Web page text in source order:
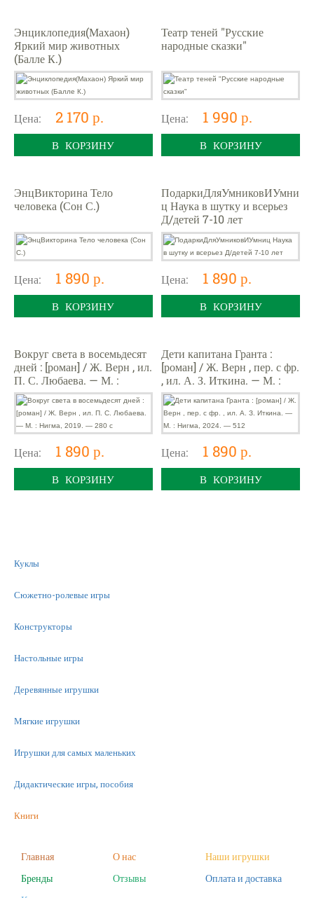
Энциклопедия(Махаон)
Яркий мир животных
(Балле К.)
Цена: 2 170 р.
В КОРЗИНУ
Театр теней "Русские
народные сказки"
Цена: 1 990 р.
В КОРЗИНУ
ЭнцВикторина Тело
человека (Сон С.)
Цена: 1 890 р.
В КОРЗИНУ
ПодаркиДляУмниковИУмни
ц Наука в шутку и всерьез
Д/детей 7-10 лет
Цена: 1 890 р.
В КОРЗИНУ
Вокруг света в восемьдесят
дней : [роман] / Ж. Верн , ил.
П. С. Любаева. — М. :
Нигма, 2019. — 280 с
Цена: 1 890 р.
В КОРЗИНУ
Дети капитана Гранта :
[роман] / Ж. Верн , пер. с фр.
, ил. А. З. Иткина. — М. :
Нигма, 2024. — 512
Цена: 1 890 р.
В КОРЗИНУ
Куклы
Сюжетно-ролевые игры
Конструкторы
Настольные игры
Деревянные игрушки
Мягкие игрушки
Игрушки для самых маленьких
Дидактические игры, пособия
Книги
Фигурки
Главная О нас
Наши игрушки
Бренды
Отзывы
Оплата и доставка